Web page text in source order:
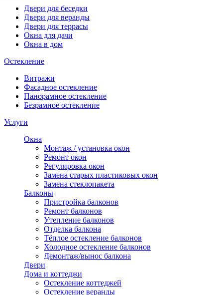
Двери для беседки
Двери для веранды
Двери для террасы
Окна для дачи
Окна в дом
Остекление
Витражи
Фасадное остекление
Панорамное остекление
Безрамное остекление
Услуги
Окна
Монтаж / установка окон
Ремонт окон
Регулировка окон
Замена старых пластиковых окон
Замена стеклопакета
Балконы
Пристройка балконов
Ремонт балконов
Утепление балконов
Отделка балкона
Тёплое остекление балконов
Холодное остекление балконов
Демонтаж/вынос балкона
Двери
Дома и коттеджи
Остекление коттеджей
Остекление веранды